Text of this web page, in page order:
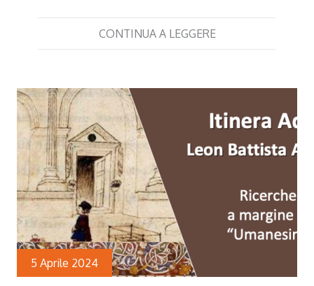
CONTINUA A LEGGERE
5 Aprile 2024